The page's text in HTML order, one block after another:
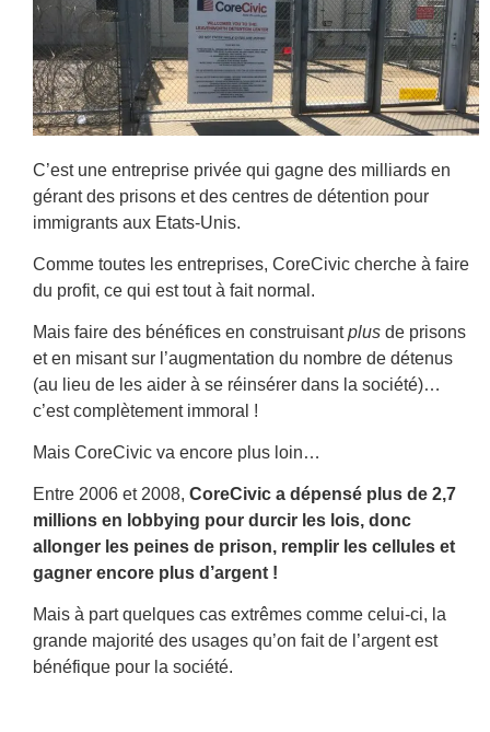
C’est une entreprise privée qui gagne des milliards en
gérant des prisons et des centres de détention pour
immigrants aux Etats-Unis.
Comme toutes les entreprises, CoreCivic cherche à faire
du profit, ce qui est tout à fait normal.
Mais faire des bénéfices en construisantplus de prisons
et en misant sur l’augmentation du nombre de détenus
(au lieu de les aider à se réinsérer dans la société)…
c’est complètement immoral !
Mais CoreCivic va encore plus loin…
Entre 2006 et 2008, CoreCivic a dépensé plus de 2,7
millions en lobbying pour durcir les lois, donc
allonger les peines de prison, remplir les cellules et
gagner encore plus d’argent !
Mais à part quelques cas extrêmes comme celui-ci, la
grande majorité des usages qu’on fait de l’argent est
bénéfique pour la société.